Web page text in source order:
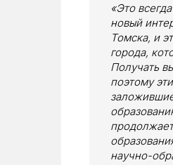
«Это
новый
Томска, и
города,
Получать
поэтому
научно-